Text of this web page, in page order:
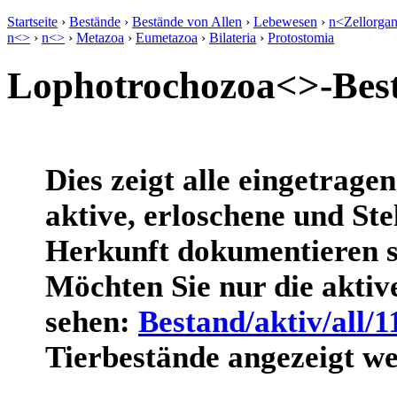
Startseite › Bestände › Bestände von Allen › Lebewesen ›
n<> › n<> › Metazoa › Eumetazoa › Bilateria › Protostomia
Lophotrochozoa<>-
Dies zeigt alle
aktive, erloschene und
Herkunft dokumentieren
Möchten Sie nur die
sehen: Bestand/aktiv/all/
Tierbestände angezeigt